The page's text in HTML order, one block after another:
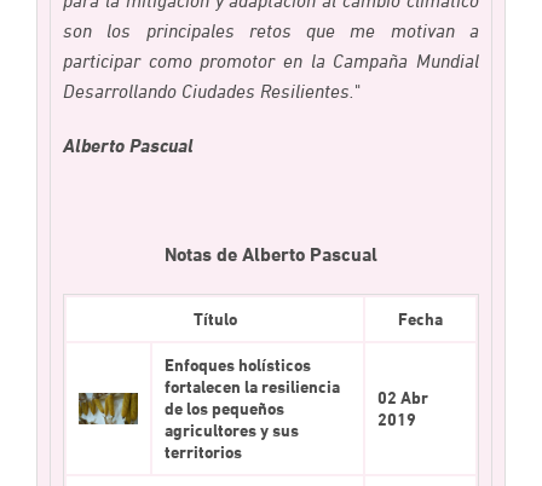
son los principales retos que me motivan a
participar como promotor en la Campaña Mundial
Desarrollando Ciudades Resilientes. "
Alberto Pascual
Notas de Alberto Pascual
Título Fecha
Enfoques holísticos
fortalecen la resiliencia
de los pequeños
agricultores y sus
territorios
02 Abr
2019